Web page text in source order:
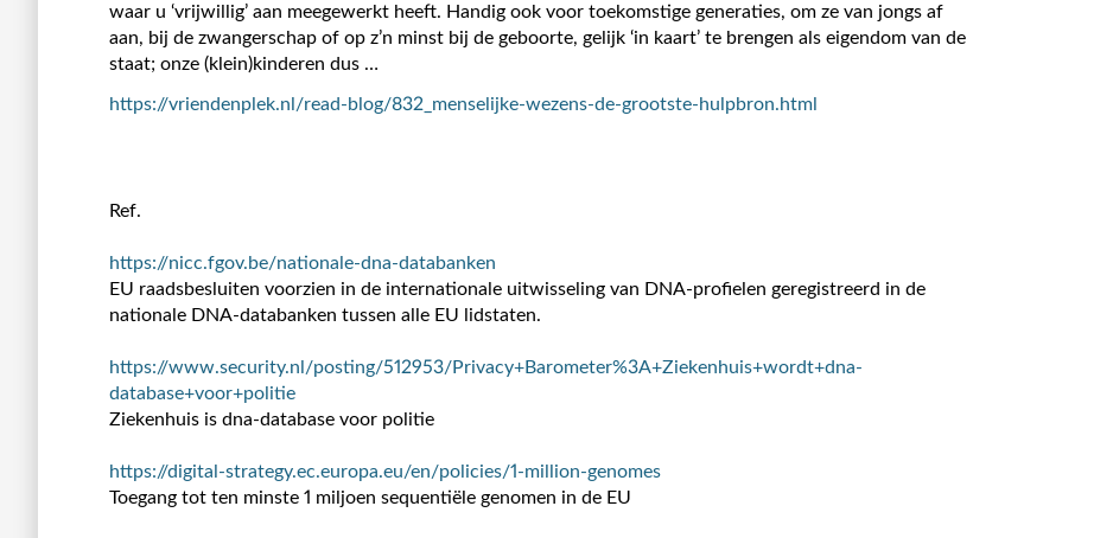
waar u ‘vrijwillig’ aan meegewerkt heeft. Handig ook voor toekomstige generaties, om ze van jongs af
aan, bij de zwangerschap of op z’n minst bij de geboorte, gelijk ‘in kaart’ te brengen als eigendom van de
staat; onze (klein)kinderen dus …
https://vriendenplek.nl/read-blog/832_menselijke-wezens-de-grootste-hulpbron.html
Ref.
https://nicc.fgov.be/nationale-dna-databanken
EU raadsbesluiten voorzien in de internationale uitwisseling van DNA-profielen geregistreerd in de
nationale DNA-databanken tussen alle EU lidstaten.
https://www.security.nl/posting/512953/Privacy+Barometer%3A+Ziekenhuis+wordt+dna-
database+voor+politie
Ziekenhuis is dna-database voor politie
https://digital-strategy.ec.europa.eu/en/policies/1-million-genomes
Toegang tot ten minste 1 miljoen sequentiële genomen in de EU